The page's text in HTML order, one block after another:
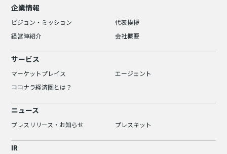
企業情報
ビジョン・ミッション
代表挨拶
経営陣紹介
会社概要
サービス
マーケットプレイス
エージェント
ココナラ経済圏とは？
ニュース
プレスリリース・お知らせ プレスキット
IR